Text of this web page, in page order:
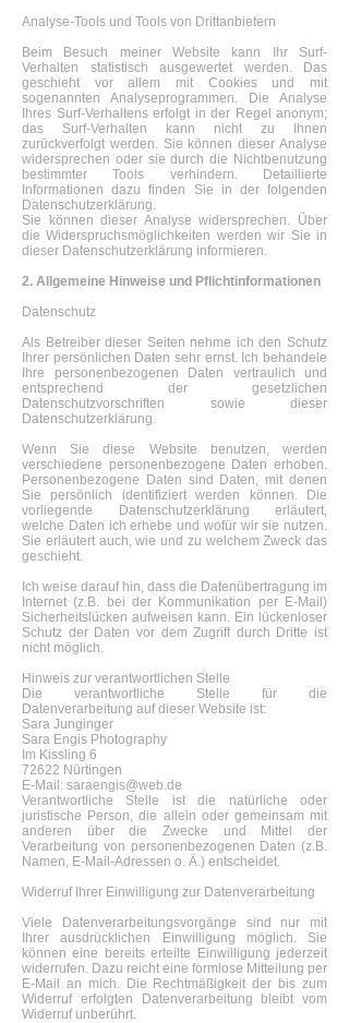
Analyse-Tools und Tools von Drittanbietern
Beim Besuch meiner Website kann Ihr Surf-
Verhalten statistisch ausgewertet werden. Das
geschieht vor allem mit Cookies und mit
sogenannten Analyseprogrammen. Die Analyse
Ihres Surf-Verhaltens erfolgt in der Regel anonym;
das Surf-Verhalten kann nicht zu Ihnen
zurückverfolgt werden. Sie können dieser Analyse
widersprechen oder sie durch die Nichtbenutzung
bestimmter Tools verhindern. Detaillierte
Informationen dazu finden Sie in der folgenden
Datenschutzerklärung.
Sie können dieser Analyse widersprechen. Über
die Widerspruchsmöglichkeiten werden wir Sie in
dieser Datenschutzerklärung informieren.
2. Allgemeine Hinweise und Pflichtinformationen
Datenschutz
Als Betreiber dieser Seiten nehme ich den Schutz
Ihrer persönlichen Daten sehr ernst. Ich behandele
Ihre personenbezogenen Daten vertraulich und
entsprechend der gesetzlichen
Datenschutzvorschriften sowie dieser
Datenschutzerklärung.
Wenn Sie diese Website benutzen, werden
verschiedene personenbezogene Daten erhoben.
Personenbezogene Daten sind Daten, mit denen
Sie persönlich identifiziert werden können. Die
vorliegende Datenschutzerklärung erläutert,
welche Daten ich erhebe und wofür wir sie nutzen.
Sie erläutert auch, wie und zu welchem Zweck das
geschieht.
Ich weise darauf hin, dass die Datenübertragung im
Internet (z.B. bei der Kommunikation per E-Mail)
Sicherheitslücken aufweisen kann. Ein lückenloser
Schutz der Daten vor dem Zugriff durch Dritte ist
nicht möglich.
Hinweis zur verantwortlichen Stelle
Die verantwortliche Stelle für die
Datenverarbeitung auf dieser Website ist:
Sara Junginger
Sara Engis Photography
Im Kissling 6
72622 Nürtingen
E-Mail: saraengis@web.de
Verantwortliche Stelle ist die natürliche oder
juristische Person, die allein oder gemeinsam mit
anderen über die Zwecke und Mittel der
Verarbeitung von personenbezogenen Daten (z.B.
Namen, E-Mail-Adressen o. Ä.) entscheidet.
Widerruf Ihrer Einwilligung zur Datenverarbeitung
Viele Datenverarbeitungsvorgänge sind nur mit
Ihrer ausdrücklichen Einwilligung möglich. Sie
können eine bereits erteilte Einwilligung jederzeit
widerrufen. Dazu reicht eine formlose Mitteilung per
E-Mail an mich. Die Rechtmäßigkeit der bis zum
Widerruf erfolgten Datenverarbeitung bleibt vom
Widerruf unberührt.